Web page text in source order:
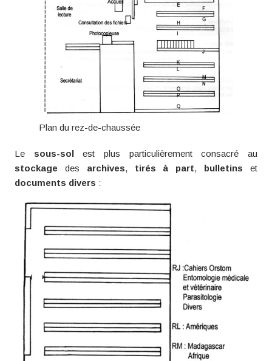
Plan du rez-de-chaussée
Le sous-sol
est plus particulièrement consacré au
stockage des archives, tirés à part, bulletins et
documents divers :